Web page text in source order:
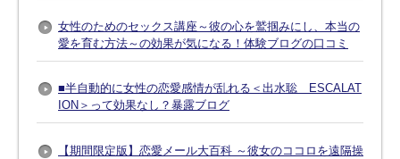
女性のためのセックス講座～彼の心を鷲掴みにし、本当の
愛を育む方法～の効果が気になる！体験ブログの口コミ
■半自動的に女性の恋愛感情が乱れる＜出水聡 ESCALAT
ION＞って効果なし？暴露ブログ
【期間限定版】恋愛メール大百科 ～彼女のココロを遠隔操